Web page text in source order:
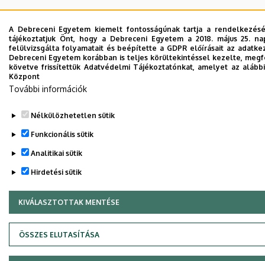
A Debreceni Egyetem kiemelt fontosságúnak tartja a
tájékoztatjuk Önt, hogy a Debreceni Egyetem a 2018. május 25.
felülvizsgálta folyamatait és beépítette a GDPR előírásait az
Debreceni Egyetem korábban is teljes körültekintéssel kezelte,
követve frissítettük Adatvédelmi Tájékoztatónkat, amelyet az
Központ
További információk
Nélkülözhetetlen sütik
Funkcionális sütik
Analitikai sütik
Hirdetési sütik
KIVÁLASZTOTTAK MENTÉSE
ÖSSZES ELUTASÍTÁSA
WITHDRAW CONSENT